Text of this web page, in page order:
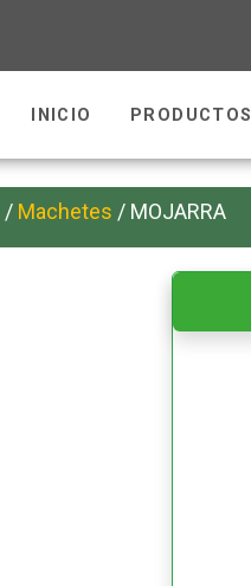
INICIO PRODUCTOS
/ Machetes / MOJARRA